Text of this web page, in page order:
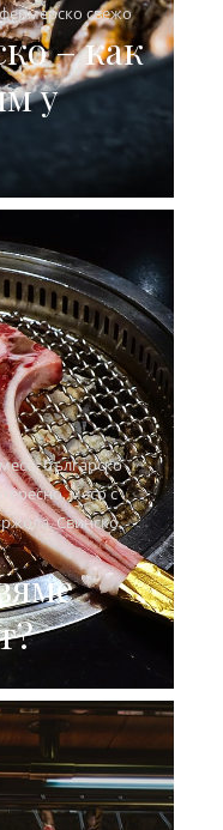
свежо
– как
у
,българско
,месо с
,Свинско,